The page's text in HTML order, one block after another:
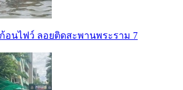
อนไฟว์ ลอยติดสะพานพระราม 7